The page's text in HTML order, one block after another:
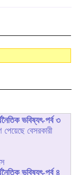
ভবিষ্যৎ-পর্ব ৩
পেয়েছে বেসরকারী
ভবিষ্যৎ-পর্ব ৪